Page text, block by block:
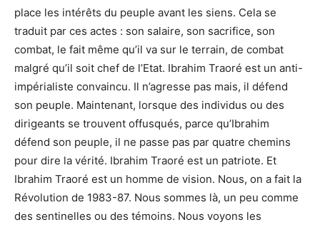
place les intérêts du peuple avant les siens. Cela se
traduit par ces actes : son salaire, son sacrifice, son
combat, le fait même qu’il va sur le terrain, de combat
malgré qu’il soit chef de l’Etat. Ibrahim Traoré est un anti-
impérialiste convaincu. Il n’agresse pas mais, il défend
son peuple. Maintenant, lorsque des individus ou des
dirigeants se trouvent offusqués, parce qu’Ibrahim
défend son peuple, il ne passe pas par quatre chemins
pour dire la vérité. Ibrahim Traoré est un patriote. Et
Ibrahim Traoré est un homme de vision. Nous, on a fait la
Révolution de 1983-87. Nous sommes là, un peu comme
des sentinelles ou des témoins. Nous voyons les